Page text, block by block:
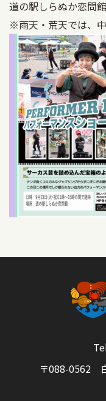
道の駅しらぬか恋問
※雨天・荒天では、
〒088-0562